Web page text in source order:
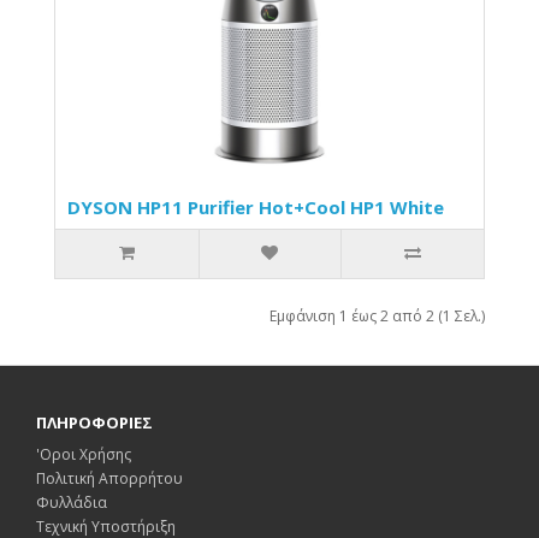
DYSON HP11 Purifier Hot+Cool HP1 White
Εμφάνιση 1 έως 2 από 2 (1 Σελ.)
ΠΛΗΡΟΦΟΡΙΕΣ
'Οροι Χρήσης
Πολιτική Απορρήτου
Φυλλάδια
Τεχνική Υποστήριξη